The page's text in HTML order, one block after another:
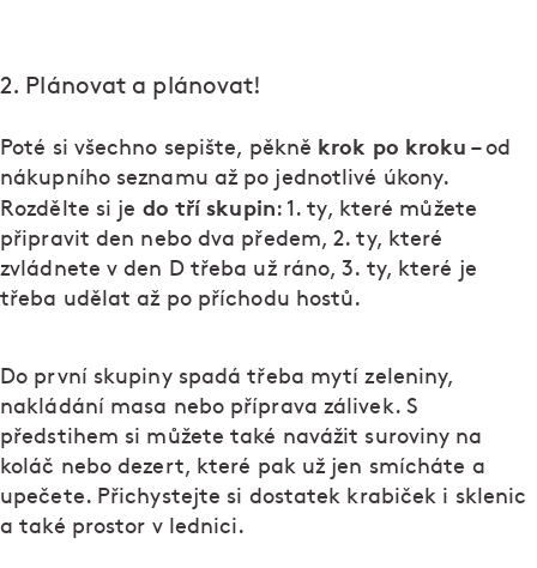
2. Plánovat a plánovat!
Poté si všechno sepište, pěkně krok po kroku – od
nákupního seznamu až po jednotlivé úkony.
Rozdělte si je do tří skupin: 1. ty, které můžete
připravit den nebo dva předem, 2. ty, které
zvládnete v den D třeba už ráno, 3. ty, které je
třeba udělat až po příchodu hostů.
Do první skupiny spadá třeba mytí zeleniny,
nakládání masa nebo příprava zálivek. S
předstihem si můžete také navážit suroviny na
koláč nebo dezert, které pak už jen smícháte a
upečete. Přichystejte si dostatek krabiček i sklenic
a také prostor v lednici.